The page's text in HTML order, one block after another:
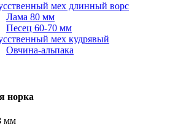
мех длинный ворс
Лама 80 мм
Песец 60-70 мм
мех кудрявый
Овчина-альпака
норка
мм